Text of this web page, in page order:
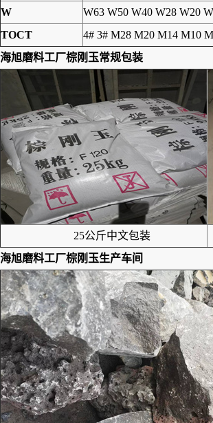
W
W63 W50 W40 W28 W20
TOCT
4# 3# M28 M20 M14 M10
海旭磨料工厂棕刚玉常规包装
25公斤中文包装
海旭磨料工厂棕刚玉生产车间